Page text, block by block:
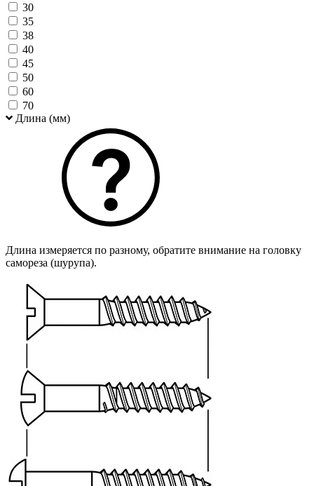
30
35
38
40
45
50
60
70
Длина (мм)
Длина измеряется по разному, обратите внимание на головку
самореза (шурупа).